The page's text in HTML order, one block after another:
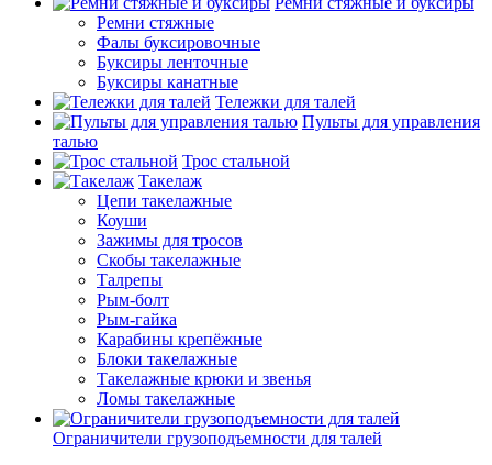
Ремни стяжные
Фалы буксировочные
Буксиры ленточные
Буксиры канатные
Тележки для талей
Пульты для управления
талью
Трос стальной
Такелаж
Цепи такелажные
Коуши
Зажимы для тросов
Скобы такелажные
Талрепы
Рым-болт
Рым-гайка
Карабины крепёжные
Блоки такелажные
Такелажные крюки и звенья
Ломы такелажные
Ограничители грузоподъемности для талей